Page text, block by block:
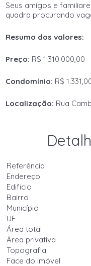
Seus amigos e
quadra procurando
Resumo dos valores:
Preço: R$ 1.310.000,00
Condomínio: R$
Localização: Rua
Referência
Endereço
Edificio
Bairro
Município
UF
Área total
Área privativa
Topografia
Face do imóvel